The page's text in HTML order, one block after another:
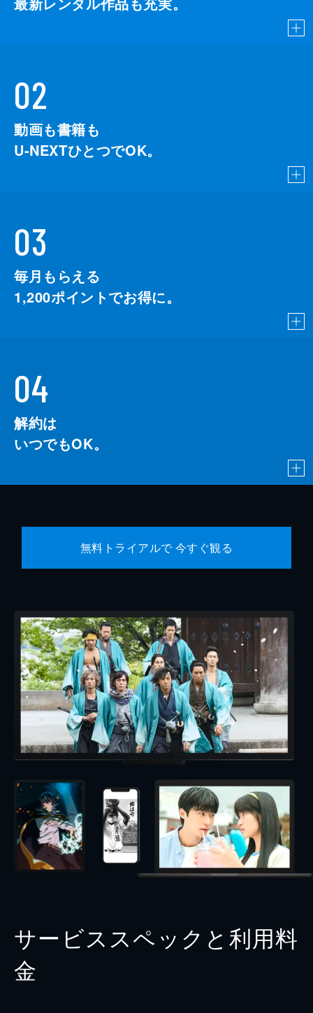
02
動画も書籍も
U-NEXTひとつでOK。
03
毎月もらえる
1,200ポイントでお得に。
04
解約は
いつでもOK。
無料トライアルで 今すぐ観る
サービススペックと利用料
金